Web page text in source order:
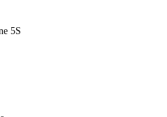
5S